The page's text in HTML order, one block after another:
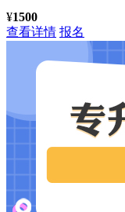
¥1500
查看详情 报名